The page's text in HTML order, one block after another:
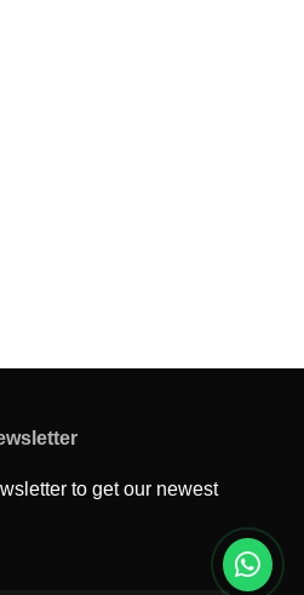
to get our newest